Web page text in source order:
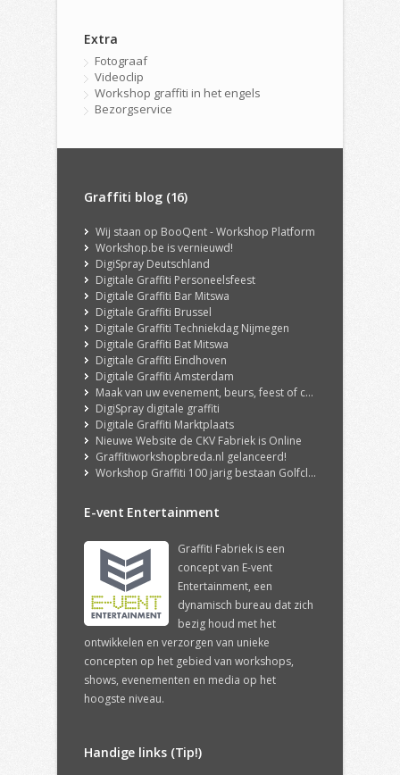
Extra
Fotograaf
Videoclip
Workshop graffiti in het engels
Bezorgservice
Graffiti blog (16)
Wij staan op BooQent - Workshop Platform
Workshop.be is vernieuwd!
DigiSpray Deutschland
Digitale Graffiti Personeelsfeest
Digitale Graffiti Bar Mitswa
Digitale Graffiti Brussel
Digitale Graffiti Techniekdag Nijmegen
Digitale Graffiti Bat Mitswa
Digitale Graffiti Eindhoven
Digitale Graffiti Amsterdam
Maak van uw evenement, beurs, feest of congres een echte ervaring met onze DigiSpray Digitale Graffiti Wall!
DigiSpray digitale graffiti
Digitale Graffiti Marktplaats
Nieuwe Website de CKV Fabriek is Online
Graffitiworkshopbreda.nl gelanceerd!
Workshop Graffiti 100 jarig bestaan Golfclub Hilversum
E-vent Entertainment
Graffiti Fabriek is een
concept van E-vent
Entertainment, een
dynamisch bureau dat zich
bezig houd met het
ontwikkelen en verzorgen van unieke
concepten op het gebied van workshops,
shows, evenementen en media op het
hoogste niveau.
Handige links (Tip!)